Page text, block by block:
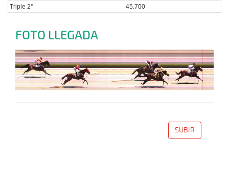
Triple 2°
45.700
FOTO LLEGADA
SUBIR